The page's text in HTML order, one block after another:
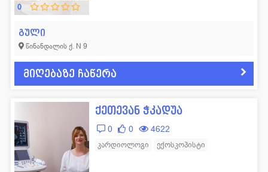
0
გული
წინანდალის ქ. N 9
მიღებაზე ჩაწერა
ქეთევან ჭკადუა
0 0 4622
კარდიოლოგი ექოსკოპისტი